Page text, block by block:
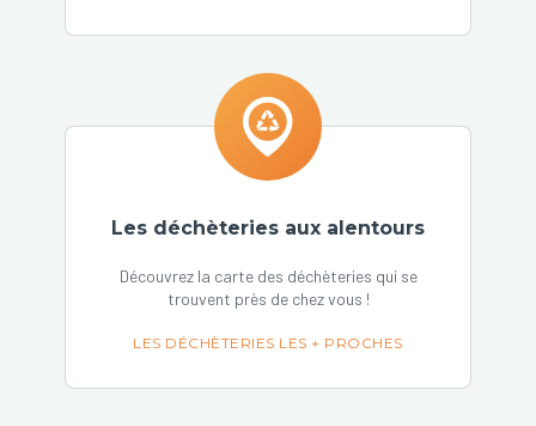
Les déchèteries aux alentours
Découvrez la carte des déchèteries qui se
trouvent près de chez vous !
LES DÉCHÈTERIES LES + PROCHES